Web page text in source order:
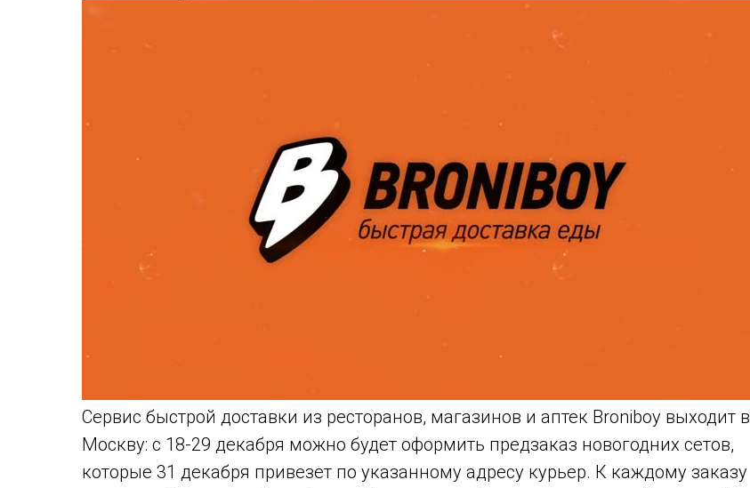
Сервис быстрой доставки из ресторанов, магазинов и аптек Broniboy выходит в
Москву: с 18-29 декабря можно будет оформить предзаказ новогодних сетов,
которые 31 декабря привезет по указанному адресу курьер. К каждому заказу